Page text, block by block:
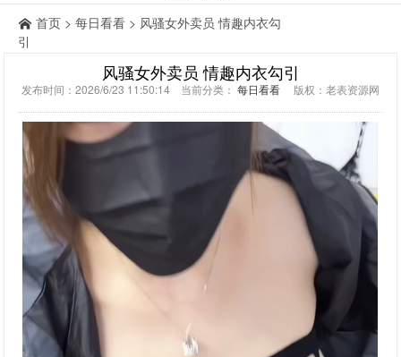
首页 > 每日看看 > 风骚女外卖员 情趣内衣勾
引
风骚女外卖员 情趣内衣勾引
发布时间：2026/6/23 11:50:14 当前分类： 每日看看 版权：老表资源网